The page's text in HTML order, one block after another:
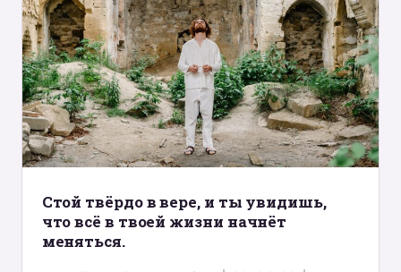
Стой твёрдо в вере, и ты увидишь,
что всё в твоей жизни начнёт
меняться.